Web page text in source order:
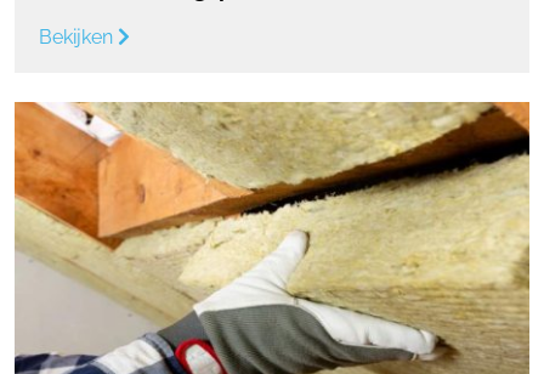
Bekijken